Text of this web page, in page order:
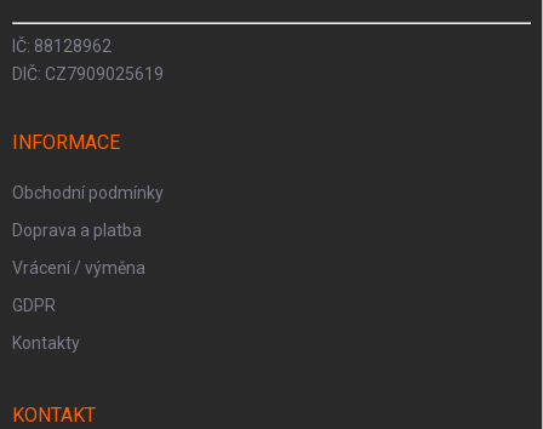
IČ: 88128962
DIČ: CZ7909025619
INFORMACE
Obchodní podmínky
Doprava a platba
Vrácení / výměna
GDPR
Kontakty
KONTAKT